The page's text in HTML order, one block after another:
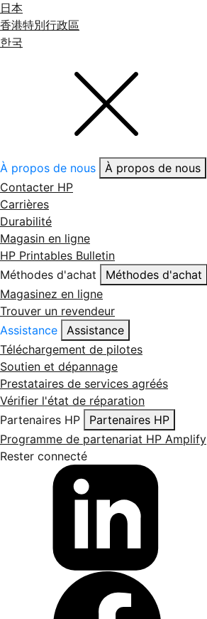
日本
香港特別行政區
한국
À propos de nous
À propos de nous
Contacter HP
Carrières
Durabilité
Magasin en ligne
HP Printables Bulletin
Méthodes d'achat
Méthodes d'achat
Magasinez en ligne
Trouver un revendeur
Assistance
Assistance
Téléchargement de pilotes
Soutien et dépannage
Prestataires de services agréés
Vérifier l'état de réparation
Partenaires HP
Partenaires HP
Programme de partenariat HP Amplify
Rester connecté